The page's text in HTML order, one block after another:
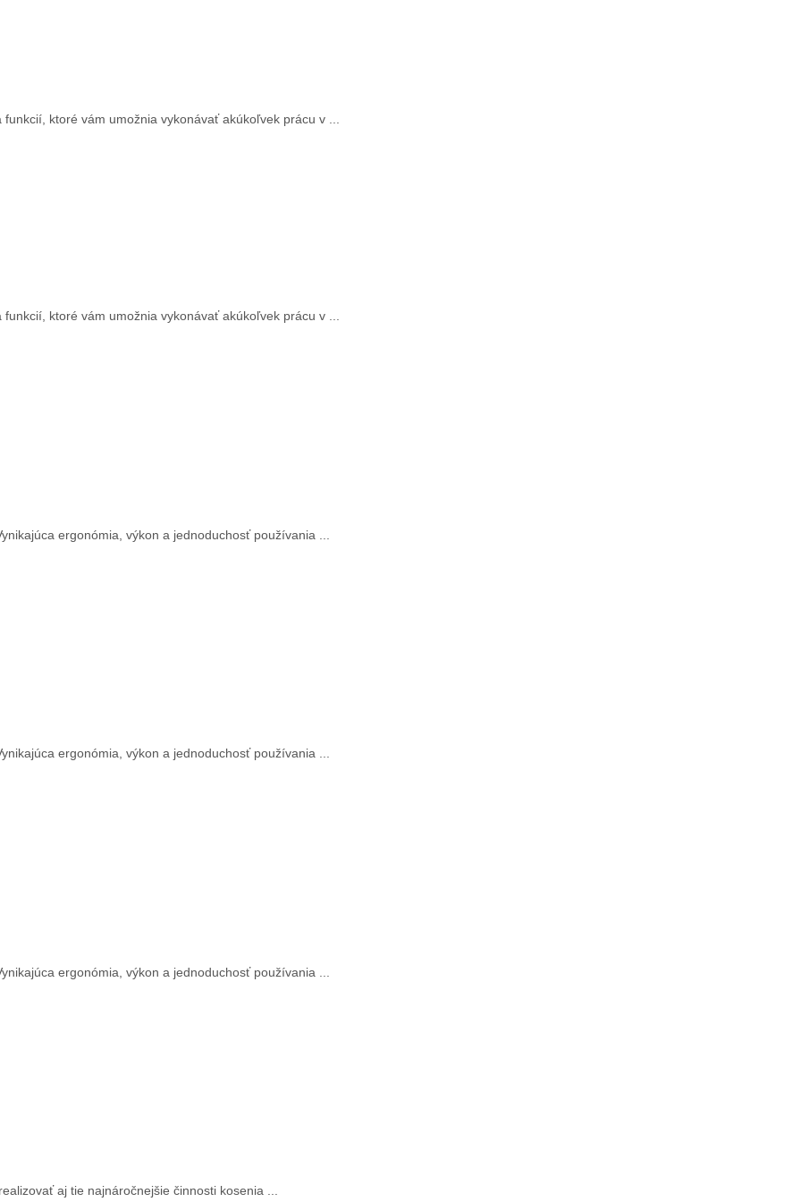
ktoré vám umožnia vykonávať akúkoľvek prácu v ...
ktoré vám umožnia vykonávať akúkoľvek prácu v ...
ergonómia, výkon a jednoduchosť používania ...
ergonómia, výkon a jednoduchosť používania ...
ergonómia, výkon a jednoduchosť používania ...
aj tie najnáročnejšie činnosti kosenia ...